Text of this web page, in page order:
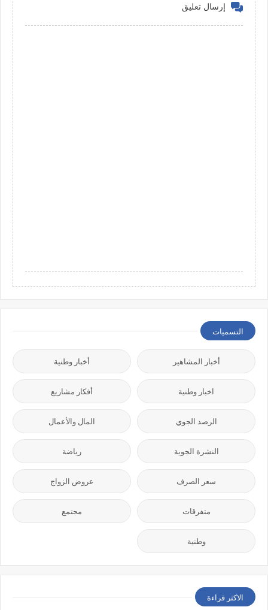
إرسال تعليق
التسميات
أخبار المشاهير أخبار وطنية
اخبار وطنية أفكار مشاريع
الرصد الجوي المال والأعمال
النشرة الجوية رياضة
سعر الصرف عروض الزواج
متفرقات مجتمع
وطنية
الاكثر قراءة